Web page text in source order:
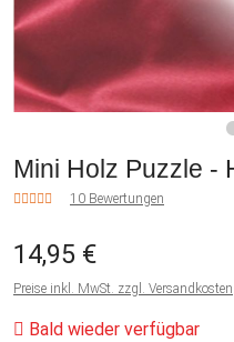
Mini Holz Puzzle -
10 Bewertungen
14,95 €
Preise inkl. MwSt. zzgl. Versandkosten
Bald wieder verfügbar